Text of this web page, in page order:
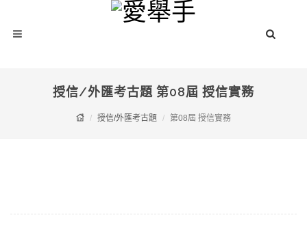
授信/外匯考古題 第08屆 授信實務
授信/外匯考古題 第08屆 授信實務